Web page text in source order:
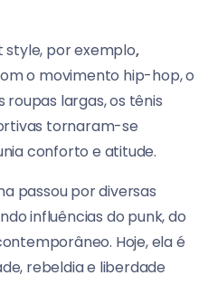
style, por exemplo,
o movimento hip-hop, o
roupas largas, os tênis
tornaram-se
conforto e atitude.
passou por diversas
influências do punk, do
Hoje, ela é
rebeldia e liberdade